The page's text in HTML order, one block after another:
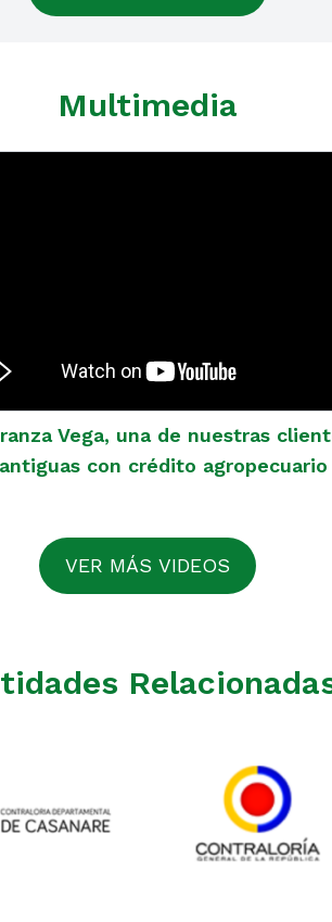
Multimedia
Vega, una de nuestras
con crédito agropecuario
VER MÁS VIDEOS